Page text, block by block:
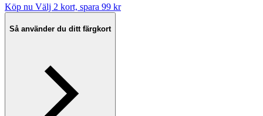
Köp nu Välj 2 kort, spara 99 kr
Så använder du ditt färgkort